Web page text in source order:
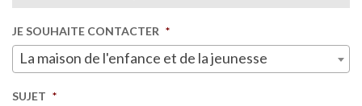
JE SOUHAITE CONTACTER *
La maison de l'enfance et de la jeunesse
SUJET *